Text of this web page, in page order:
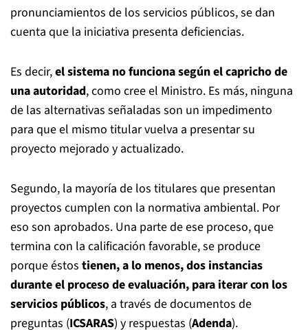
pronunciamientos de los servicios públicos, se dan
cuenta que la iniciativa presenta deficiencias.
Es decir,el sistema no funciona según el capricho de
una autoridad, como cree el Ministro. Es más, ninguna
de las alternativas señaladas son un impedimento
para que el mismo titular vuelva a presentar su
proyecto mejorado y actualizado.
Segundo, la mayoría de los titulares que presentan
proyectos cumplen con la normativa ambiental. Por
eso son aprobados. Una parte de ese proceso, que
termina con la calificación favorable, se produce
porque éstos tienen, a lo menos, dos instancias
durante el proceso de evaluación, para iterar con los
servicios públicos, a través de documentos de
preguntas (ICSARAS) y respuestas (Adenda).